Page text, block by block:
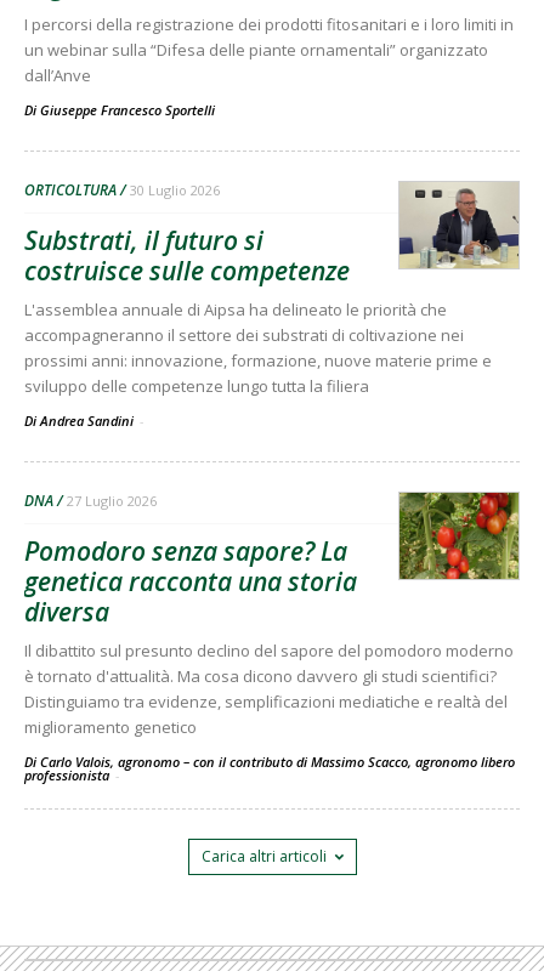
I percorsi della registrazione dei prodotti fitosanitari e i loro limiti in
un webinar sulla “Difesa delle piante ornamentali” organizzato
dall’Anve
Di Giuseppe Francesco Sportelli
ORTICOLTURA 30 Luglio 2026
Substrati, il futuro si
costruisce sulle competenze
L'assemblea annuale di Aipsa ha delineato le priorità che
accompagneranno il settore dei substrati di coltivazione nei
prossimi anni: innovazione, formazione, nuove materie prime e
sviluppo delle competenze lungo tutta la filiera
Di Andrea Sandini -
DNA 27 Luglio 2026
Pomodoro senza sapore? La
genetica racconta una storia
diversa
Il dibattito sul presunto declino del sapore del pomodoro moderno
è tornato d'attualità. Ma cosa dicono davvero gli studi scientifici?
Distinguiamo tra evidenze, semplificazioni mediatiche e realtà del
miglioramento genetico
Di Carlo Valois, agronomo – con il contributo di Massimo Scacco, agronomo libero
professionista -
Carica altri articoli